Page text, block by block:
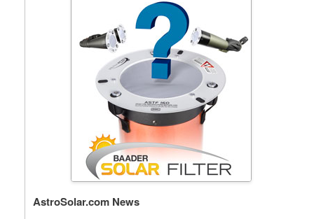
AstroSolar.com News